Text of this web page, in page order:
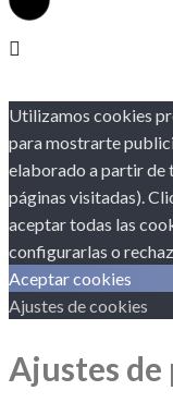
Utilizamos cookies
para mostrarte
elaborado a partir de
páginas visitadas).
aceptar todas las
configurarlas o
Aceptar cookies
Ajustes de cookies
Ajustes